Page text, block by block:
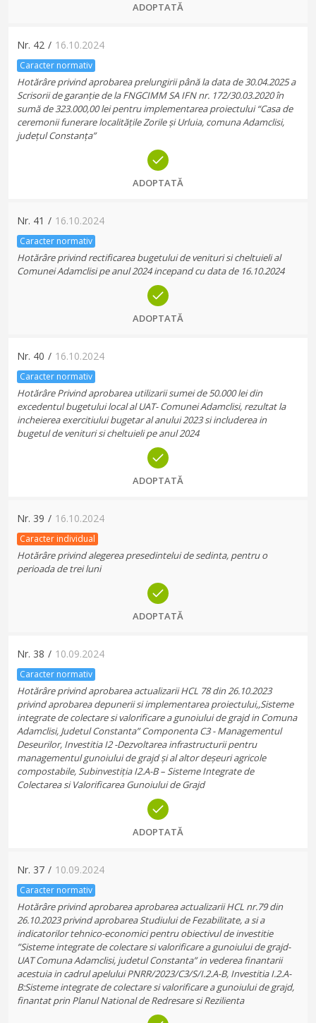
ADOPTATĂ
Nr. 42 / 16.10.2024
Caracter normativ
Hotărâre privind aprobarea prelungirii până la data de 30.04.2025 a
Scrisorii de garanție de la FNGCIMM SA IFN nr. 172/30.03.2020 în
sumă de 323.000,00 lei pentru implementarea proiectului “Casa de
ceremonii funerare localitățile Zorile și Urluia, comuna Adamclisi,
județul Constanța”
ADOPTATĂ
Nr. 41 / 16.10.2024
Caracter normativ
Hotărâre privind rectificarea bugetului de venituri si cheltuieli al
Comunei Adamclisi pe anul 2024 incepand cu data de 16.10.2024
ADOPTATĂ
Nr. 40 / 16.10.2024
Caracter normativ
Hotărâre Privind aprobarea utilizarii sumei de 50.000 lei din
excedentul bugetului local al UAT- Comunei Adamclisi, rezultat la
incheierea exercitiului bugetar al anului 2023 si includerea in
bugetul de venituri si cheltuieli pe anul 2024
ADOPTATĂ
Nr. 39 / 16.10.2024
Caracter individual
Hotărâre privind alegerea presedintelui de sedinta, pentru o
perioada de trei luni
ADOPTATĂ
Nr. 38 / 10.09.2024
Caracter normativ
Hotărâre privind aprobarea actualizarii HCL 78 din 26.10.2023
privind aprobarea depunerii si implementarea proiectului,,Sisteme
integrate de colectare si valorificare a gunoiului de grajd in Comuna
Adamclisi, Judetul Constanta” Componenta C3 - Managementul
Deseurilor, Investitia I2 -Dezvoltarea infrastructurii pentru
managementul gunoiului de grajd și al altor deșeuri agricole
compostabile, Subinvestiția I2.A-B – Sisteme Integrate de
Colectarea si Valorificarea Gunoiului de Grajd
ADOPTATĂ
Nr. 37 / 10.09.2024
Caracter normativ
Hotărâre privind aprobarea aprobarea actualizarii HCL nr.79 din
26.10.2023 privind aprobarea Studiului de Fezabilitate, a si a
indicatorilor tehnico-economici pentru obiectivul de investitie
”Sisteme integrate de colectare si valorificare a gunoiului de grajd-
UAT Comuna Adamclisi, judetul Constanta” in vederea finantarii
acestuia in cadrul apelului PNRR/2023/C3/S/I.2.A-B, Investitia I.2.A-
B:Sisteme integrate de colectare si valorificare a gunoiului de grajd,
finantat prin Planul National de Redresare si Rezilienta